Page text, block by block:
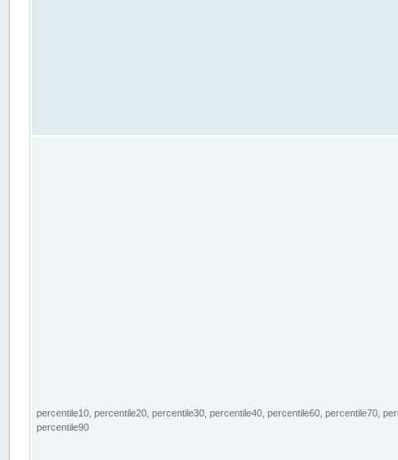
percentile10, percentile20, percentile30, percentile40, percentile60, percentile70,
percentile90